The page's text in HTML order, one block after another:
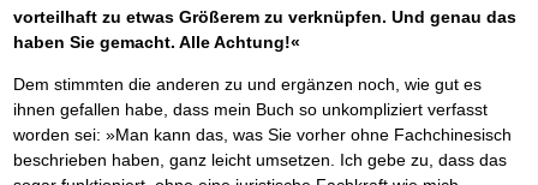
vorteilhaft zu etwas Größerem zu verknüpfen. Und genau das
haben Sie gemacht. Alle Achtung!«
Dem stimmten die anderen zu und ergänzen noch, wie gut es
ihnen gefallen habe, dass mein Buch so unkompliziert verfasst
worden sei: »Man kann das, was Sie vorher ohne Fachchinesisch
beschrieben haben, ganz leicht umsetzen. Ich gebe zu, dass das